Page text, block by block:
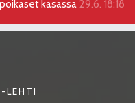
kasassa 29.6. 18:18
LEHTI